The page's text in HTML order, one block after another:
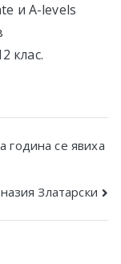
и A-levels
клас.
година се явиха
Златарски